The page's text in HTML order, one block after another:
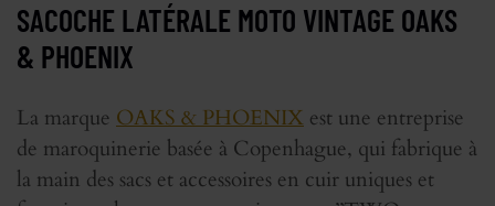
SACOCHE LATÉRALE MOTO VINTAGE OAKS
& PHOENIX
La marque OAKS & PHOENIX est une entreprise
de maroquinerie basée à Copenhague, qui fabrique à
la main des sacs et accessoires en cuir uniques et